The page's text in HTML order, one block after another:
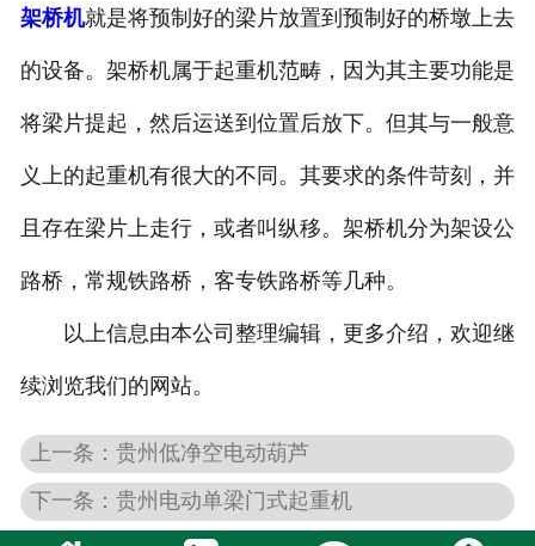
贵州起重机配件
贵州路桥机具配件
贵州路桥起重配件
架桥机就是将预制好的梁片放置到预制好的桥墩上去
的设备。架桥机属于起重机范畴，因为其主要功能是
将梁片提起，然后运送到位置后放下。但其与一般意
义上的起重机有很大的不同。其要求的条件苛刻，并
且存在梁片上走行，或者叫纵移。架桥机分为架设公
路桥，常规铁路桥，客专铁路桥等几种。
以上信息由本公司整理编辑，更多介绍，欢迎继
续浏览我们的网站。
上一条：贵州低净空电动葫芦
下一条：贵州电动单梁门式起重机